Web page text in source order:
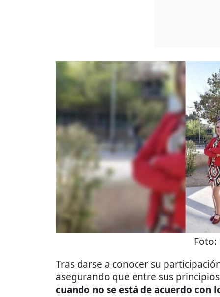
Foto:
Tras darse a conocer su
asegurando que entre sus
cuando no se está de acuerdo con